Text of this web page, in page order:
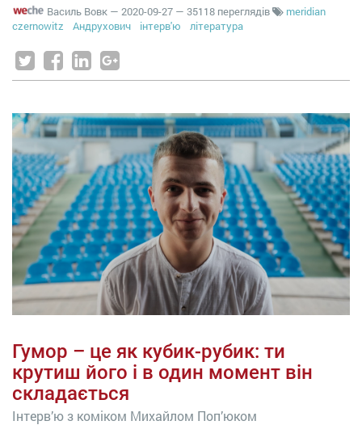
Василь Вовк — 2020-09-27 — 35118 переглядів
meridian
czernowitz
Андрухович інтерв'ю література
Гумор – це як кубик-рубик: ти
крутиш його і в один момент він
складається
Інтерв’ю з коміком Михайлом Поп’юком